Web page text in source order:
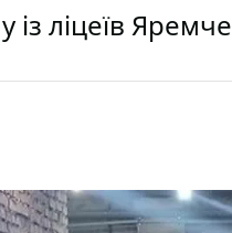
ліцеїв Яремче